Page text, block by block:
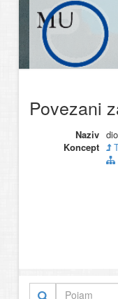
Povezani
Naziv
Koncept